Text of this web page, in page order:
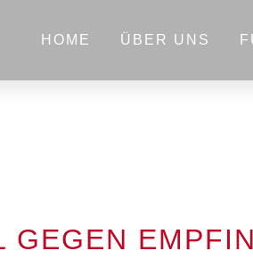
HOME ÜBER UNS
GEGEN